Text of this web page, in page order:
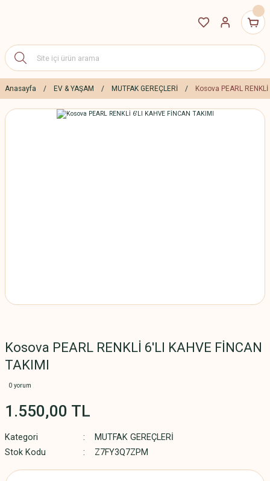
Anasayfa EV & YAŞAM MUTFAK GEREÇLERİ Kosova PEARL
Kosova PEARL RENKLİ 6'LI KAHVE FİNCAN
TAKIMI
0 yorum
1.550,00 TL
Kategori
MUTFAK GEREÇLERİ
Stok Kodu
Z7FY3Q7ZPM